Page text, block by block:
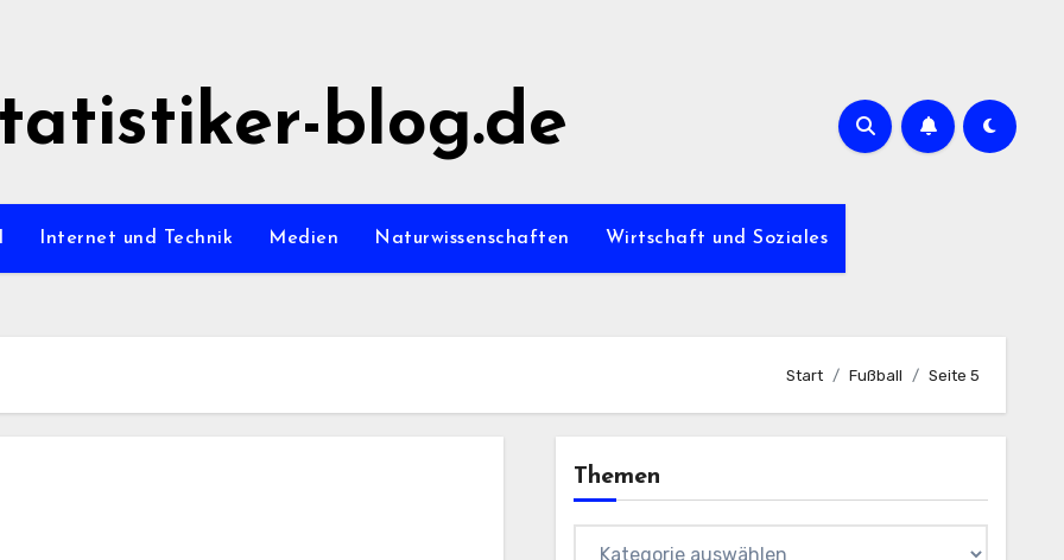
blog.de
Internet und Technik Medien Naturwissenschaften Wirtschaft und Soziales
Start Fußball Seite 5
Themen